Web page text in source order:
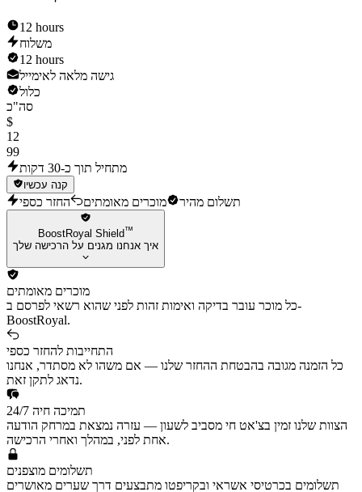
12 hours
משלוח
12 hours
גישה מלאה לאימייל
כלול
סה"כ
$
12
99
מתחיל תוך כ-30 דקות
קנה עכשיו
תשלום מהיר מוכרים מאומתים החזר כספי
BoostRoyal Shield™
איך אנחנו מגנים על הרכישה שלך
מוכרים מאומתים
כל מוכר עובר בדיקה ואימות זהות לפני שהוא רשאי לפרסם ב-
BoostRoyal.
התחייבות להחזר כספי
כל הזמנה מגובה בהבטחת ההחזר שלנו — אם משהו לא מסתדר, אנחנו
נדאג לתקן זאת.
תמיכה חיה 24/7
הצוות שלנו זמין בצ'אט חי מסביב לשעון — עזרה נמצאת במרחק הודעה
אחת לפני, במהלך ואחרי הרכישה.
תשלומים מוצפנים
תשלומים בכרטיסי אשראי ובקריפטו מתבצעים דרך שערים מאושרים